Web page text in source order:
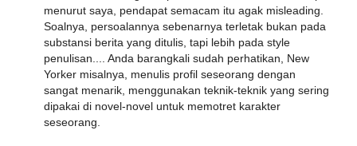
menurut saya, pendapat semacam itu agak misleading.
Soalnya, persoalannya sebenarnya terletak bukan pada
substansi berita yang ditulis, tapi lebih pada style
penulisan.... Anda barangkali sudah perhatikan, New
Yorker misalnya, menulis profil seseorang dengan
sangat menarik, menggunakan teknik-teknik yang sering
dipakai di novel-novel untuk memotret karakter
seseorang.